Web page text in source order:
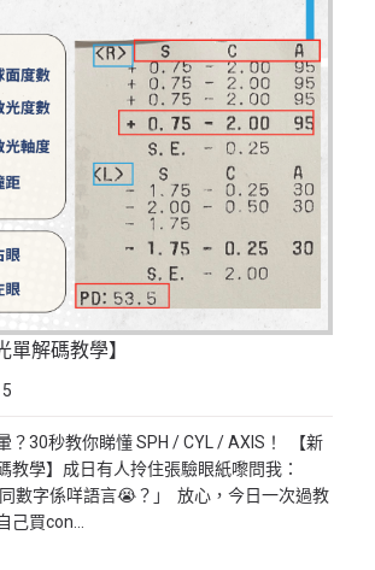
單解碼教學】
？30秒教你睇懂 SPH / CYL / AXIS！ 【新
教學】成日有人拎住張驗眼紙嚟問我：
數字係咩語言😭？」 放心，今日一次過教
買con...